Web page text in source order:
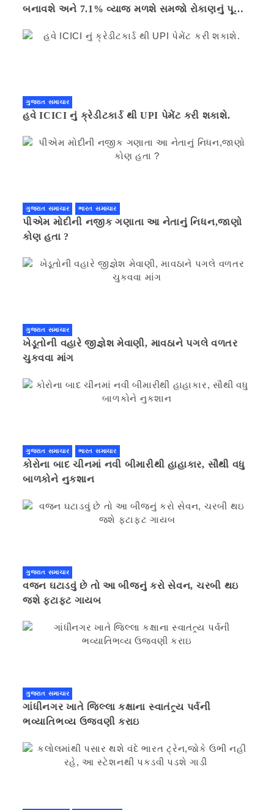
બનાવશે અને 7.1% વ્યાજ મળશે સમજો રોકાણનું પૂરું
ગુજરાત સમાચાર
હવે ICICI નું ક્રેડીટકાર્ડ થી UPI પેમેંટ કરી શકાશે.
ગુજરાત સમાચાર ભારત સમાચાર
પીએમ મોદીની નજીક ગણાતા આ નેતાનું નિધન,જાણો
કોણ હતા ?
ગુજરાત સમાચાર
ખેડૂતોની વહારે જીજ્ઞેશ મેવાણી, માવઠાને પગલે વળતર
ચુકવવા માંગ
ગુજરાત સમાચાર ભારત સમાચાર
કોરોના બાદ ચીનમાં નવી બીમારીથી હાહાકાર, સૌથી વધુ
બાળકોને નુકશાન
ગુજરાત સમાચાર
વજન ઘટાડવું છે તો આ બીજનું કરો સેવન, ચરબી થઇ
જશે ફટાફટ ગાયબ
ગુજરાત સમાચાર
ગાંધીનગર ખાતે જિલ્લા કક્ષાના સ્વાતંત્ર્ય પર્વની
ભવ્યાતિભવ્ય ઉજવણી કરાઇ